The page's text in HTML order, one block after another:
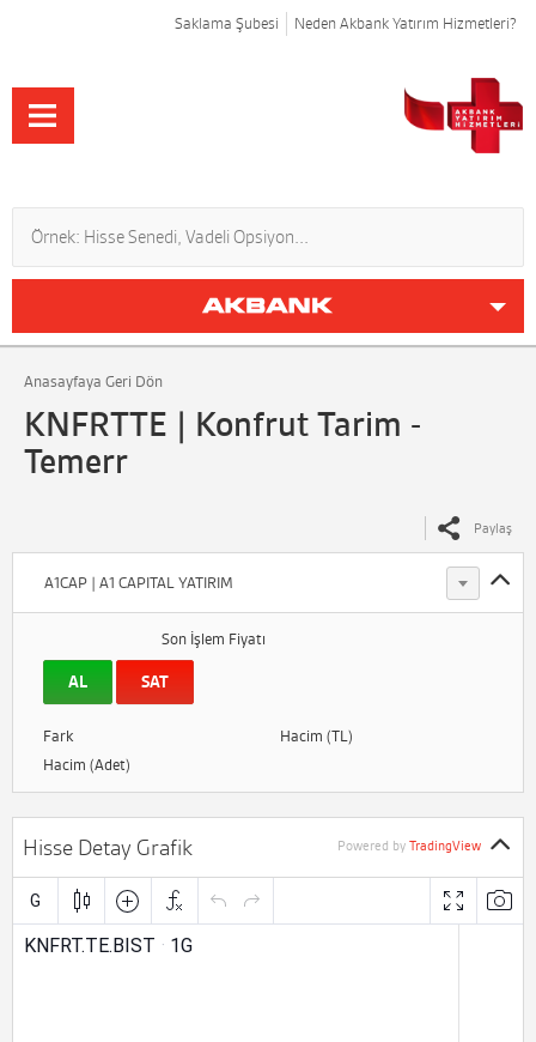
Saklama Şubesi Neden Akbank Yatırım Hizmetleri?
Anasayfaya Geri Dön
KNFRTTE | Konfrut Tarim -
Temerr
Paylaş
A1CAP | A1 CAPITAL YATIRIM
Son İşlem Fiyatı
AL SAT
Fark
Hacim (TL)
Hacim (Adet)
Hisse Detay Grafik Powered by TradingView